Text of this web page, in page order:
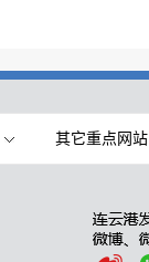
其它重点网站